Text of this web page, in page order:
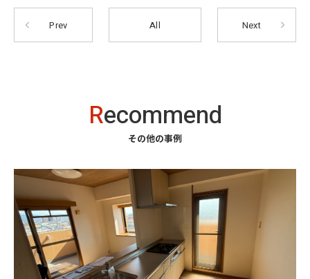
Prev All Next
Recommend
その他の事例